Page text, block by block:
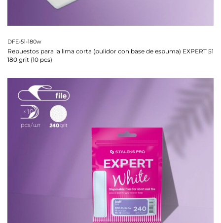
DFE-51-180w
Repuestos para la lima corta (pulidor con base de espuma) EXPERT 51
180 grit (10 pcs)